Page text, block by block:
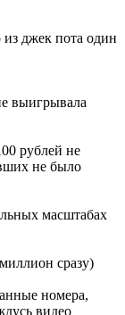
джек пота один
выигрывала
рублей не
не было
масштабах
сразу)
номера,
видео